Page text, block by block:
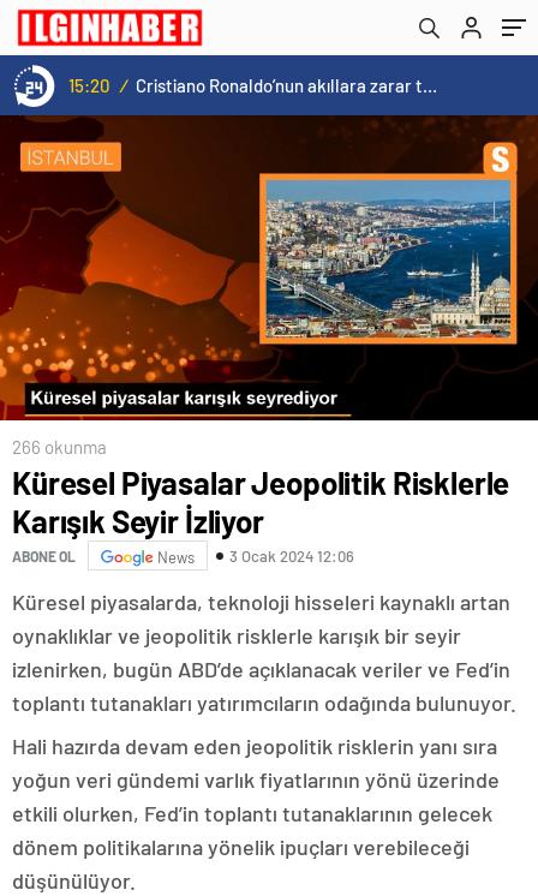
15:20 / Cristiano Ronaldo’nun akıllara zarar tüm kariyerinin istatistiğini çıkardık !
266 okunma
Küresel Piyasalar Jeopolitik Risklerle
Karışık Seyir İzliyor
ABONE OL News 3 Ocak 2024 12:06
Küresel piyasalarda, teknoloji hisseleri kaynaklı artan
oynaklıklar ve jeopolitik risklerle karışık bir seyir
izlenirken, bugün ABD’de açıklanacak veriler ve Fed’in
toplantı tutanakları yatırımcıların odağında bulunuyor.
Hali hazırda devam eden jeopolitik risklerin yanı sıra
yoğun veri gündemi varlık fiyatlarının yönü üzerinde
etkili olurken, Fed’in toplantı tutanaklarının gelecek
dönem politikalarına yönelik ipuçları verebileceği
düşünülüyor.